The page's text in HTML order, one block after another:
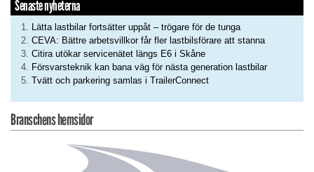
Senaste nyheterna
Lätta lastbilar fortsätter uppåt – trögare för de tunga
CEVA: Bättre arbetsvillkor får fler lastbilsförare att stanna
Citira utökar servicenätet längs E6 i Skåne
Försvarsteknik kan bana väg för nästa generation lastbilar
Tvätt och parkering samlas i TrailerConnect
Branschens hemsidor